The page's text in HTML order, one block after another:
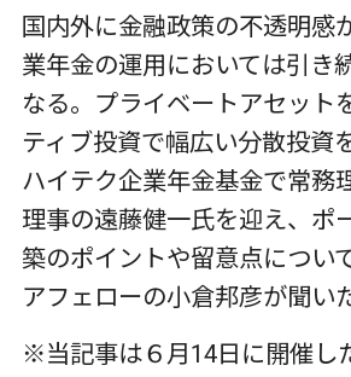
国内外に金融政策の不透明感
業年金の運用においては引き
なる。プライベートアセット
ティブ投資で幅広い分散投資
ハイテク企業年金基金で常務
理事の遠藤健一氏を迎え、ポ
築のポイントや留意点につい
アフェローの小倉邦彦が聞い
※当記事は６月 14日に開催し